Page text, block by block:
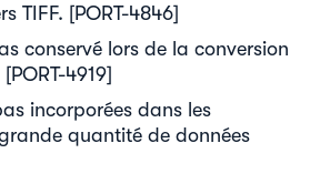
TIFF. [PORT-4846]
conservé lors de la conversion
4919]
incorporées dans les
quantité de données